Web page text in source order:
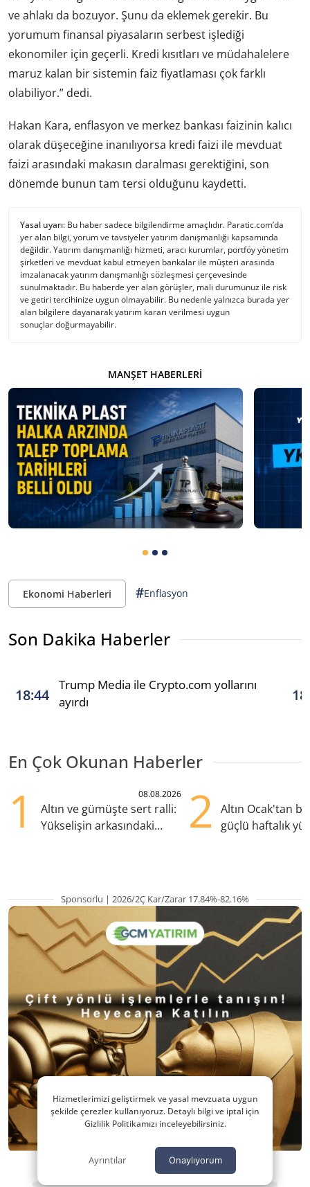
ve ahlakı da bozuyor. Şunu da eklemek gerekir. Bu
yorumum finansal piyasaların serbest işlediği
ekonomiler için geçerli. Kredi kısıtları ve müdahalelere
maruz kalan bir sistemin faiz fiyatlaması çok farklı
olabiliyor.” dedi.
Hakan Kara, enflasyon ve merkez bankası faizinin kalıcı
olarak düşeceğine inanılıyorsa kredi faizi ile mevduat
faizi arasındaki makasın daralması gerektiğini, son
dönemde bunun tam tersi olduğunu kaydetti.
Yasal uyarı: Bu haber sadece bilgilendirme amaçlıdır. Paratic.com’da
yer alan bilgi, yorum ve tavsiyeler yatırım danışmanlığı kapsamında
değildir. Yatırım danışmanlığı hizmeti, aracı kurumlar, portföy yönetim
şirketleri ve mevduat kabul etmeyen bankalar ile müşteri arasında
imzalanacak yatırım danışmanlığı sözleşmesi çerçevesinde
sunulmaktadır. Bu haberde yer alan görüşler, mali durumunuz ile risk
ve getiri tercihinize uygun olmayabilir. Bu nedenle yalnızca burada yer
alan bilgilere dayanarak yatırım kararı verilmesi uygun
sonuçlar doğurmayabilir.
MANŞET HABERLERI
Ekonomi Haberleri #Enflasyon
Son Dakika Haberler
18:44
Trump Media ile Crypto.com yollarını
ayırdı
En Çok Okunan Haberler
1 08.08.2026
Altın ve gümüşte sert ralli:
Yükselişin arkasındaki
2
Altın Ocak'tan
güçlü haftalık
Sponsorlu | 2026/2Ç Kar/Zarar 17.84%-82.16%
Hizmetlerimizi geliştirmek ve yasal mevzuata uygun
şekilde çerezler kullanıyoruz. Detaylı bilgi ve iptal için
Gizlilik Politikamızı inceleyebilirsiniz.
Ayrıntılar Onaylıyorum